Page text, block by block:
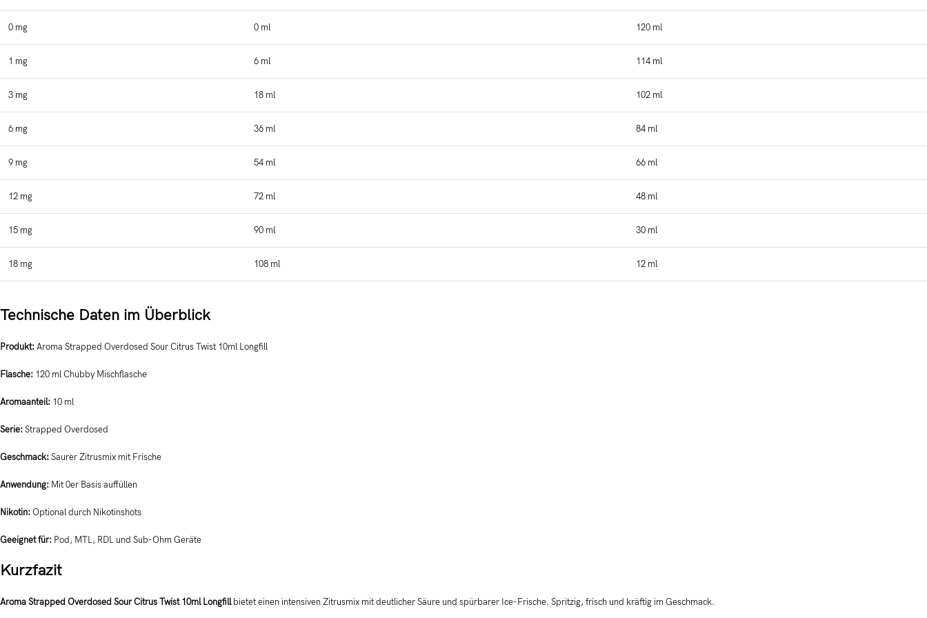
0 mg 0 ml 120 ml
1 mg 6 ml 114 ml
3 mg 18 ml 102 ml
6 mg 36 ml 84 ml
9 mg 54 ml 66 ml
12 mg 72 ml 48 ml
15 mg 90 ml 30 ml
18 mg 108 ml 12 ml
Technische Daten im Überblick
Produkt: Aroma Strapped Overdosed Sour Citrus Twist 10ml Longfill
Flasche: 120 ml Chubby Mischflasche
Aromaanteil: 10 ml
Serie: Strapped Overdosed
Geschmack: Saurer Zitrusmix mit Frische
Anwendung: Mit 0er Basis auffüllen
Nikotin: Optional durch Nikotinshots
Geeignet für: Pod, MTL, RDL und Sub-Ohm Geräte
Kurzfazit
Aroma Strapped Overdosed Sour Citrus Twist 10ml Longfillbietet einen intensiven Zitrusmix mit deutlicher Säure und spürbarer Ice-Frische. Spritzig, frisch und kräftig im Geschmack.